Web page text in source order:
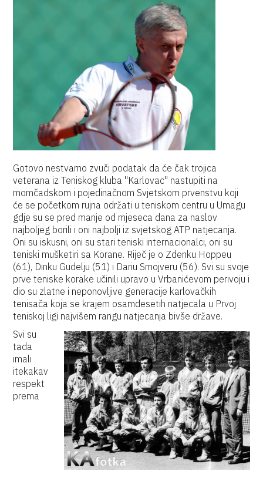
Gotovo nestvarno zvuči podatak da će čak trojica
veterana iz Teniskog kluba "Karlovac" nastupiti na
momčadskom i pojedinačnom Svjetskom prvenstvu koji
će se početkom rujna održati u teniskom centru u Umagu
gdje su se pred manje od mjeseca dana za naslov
najboljeg borili i oni najbolji iz svjetskog ATP natjecanja.
Oni su iskusni, oni su stari teniski internacionalci, oni su
teniski mušketiri sa Korane. Riječ je o Zdenku Hoppeu
(61), Dinku Gudelju (51) i Dariu Smojveru (56). Svi su svoje
prve teniske korake učinili upravo u Vrbanićevom perivoju i
dio su zlatne i neponovljive generacije karlovačkih
tenisača koja se krajem osamdesetih natjecala u Prvoj
teniskoj ligi najvišem rangu natjecanja bivše države.
Svi su
tada
imali
itekakav
respekt
prema